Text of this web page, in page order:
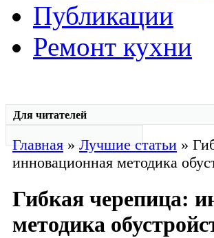
Публикации
Ремонт кухни
Для читателей
Главная»Лучшие статьи »
инновационная методика
Гибкая черепица:
методика